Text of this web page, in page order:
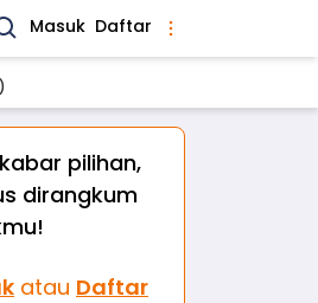
Masuk Daftar
pilihan,
dirangkum
atau Daftar